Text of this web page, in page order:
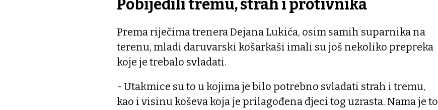
Pobijedili tremu, strah i protivnika
Prema riječima trenera Dejana Lukića, osim samih suparnika na
terenu, mladi daruvarski košarkaši imali su još nekoliko prepreka
koje je trebalo svladati.
- Utakmice su to u kojima je bilo potrebno svladati strah i tremu,
kao i visinu koševa koja je prilagođena djeci tog uzrasta. Nama je to